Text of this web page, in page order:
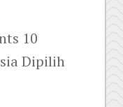
10
Dipilih